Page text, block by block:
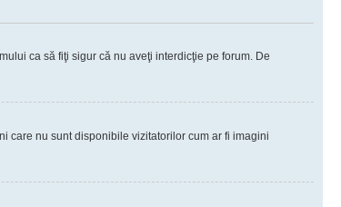
ca să fiţi sigur că nu aveţi interdicţie pe forum. De
care nu sunt disponibile vizitatorilor cum ar fi imagini